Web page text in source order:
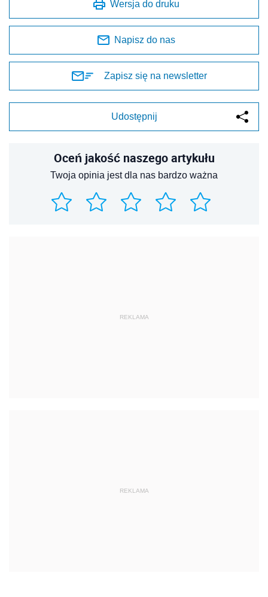
Wersja do druku
Napisz do nas
Zapisz się na newsletter
Udostępnij
Oceń jakość naszego artykułu
Twoja opinia jest dla nas bardzo ważna
REKLAMA
REKLAMA